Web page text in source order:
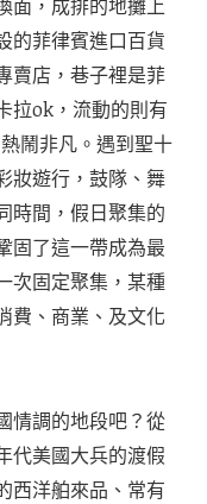
面，成排的地攤上
的菲律賓進口百貨
賣店，巷子裡是菲
拉ok，流動的則有
鬧非凡。遇到聖十
妝遊行，鼓隊、舞
時間，假日聚集的
固了這一帶成為最
次固定聚集，某種
費、商業、及文化
情調的地段吧？從
代美國大兵的渡假
西洋舶來品、常有